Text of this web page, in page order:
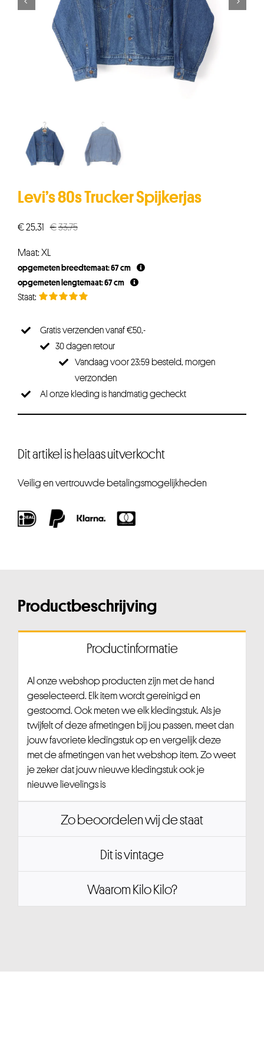
Levi’s 80s Trucker Spijkerjas
€33,75Oorspronkelijke
€33,75.
€25,31
Huidige
€25,31.
Maat: XL
opgemeten breedtemaat: 67 cm
opgemeten lengtemaat: 67 cm
Gratis verzenden vanaf €50,-
30 dagen retour
Vandaag voor 23:59 besteld, morgen
verzonden
Al onze kleding is handmatig gecheckt
Dit artikel is helaas uitverkocht
Veilig en vertrouwde betalingsmogelijkheden
Productbeschrijving
Productinformatie
Al onze webshop producten zijn met de hand
geselecteerd. Elk item wordt gereinigd en
gestoomd. Ook meten we elk kledingstuk. Als je
twijfelt of deze afmetingen bij jou passen, meet dan
jouw favoriete kledingstuk op en vergelijk deze
met de afmetingen van het webshop item. Zo weet
je zeker dat jouw nieuwe kledingstuk ook je
nieuwe lievelings is
Zo beoordelen wij de staat
Dit is vintage
Waarom Kilo Kilo?